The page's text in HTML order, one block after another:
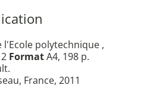
l'Ecole polytechnique ,
FormatA4, 198 p.
France, 2011